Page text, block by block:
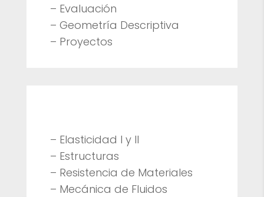
– Evaluación
– Geometría Descriptiva
– Proyectos
– Elasticidad I y II
– Estructuras
– Resistencia de Materiales
– Mecánica de Fluidos